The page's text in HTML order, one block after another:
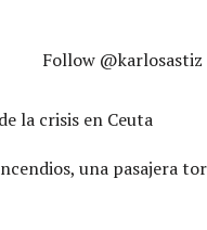
Follow @karlosastiz
la crisis en Ceuta
una pasajera